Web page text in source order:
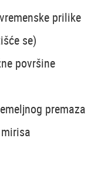
prilike
se)
površine
premaza